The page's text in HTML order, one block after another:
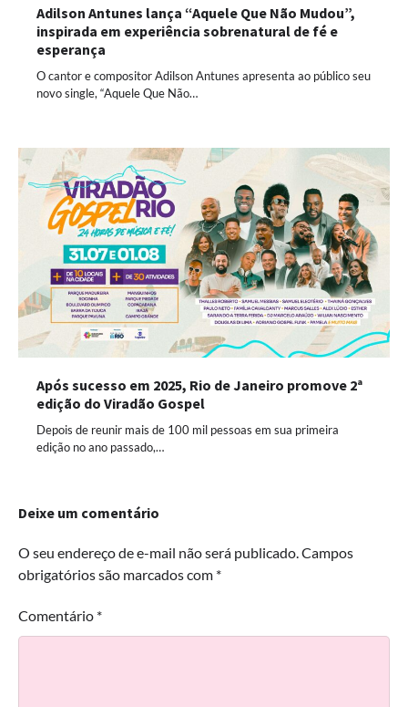
Adilson Antunes lança “Aquele Que Não Mudou”,
inspirada em experiência sobrenatural de fé e
esperança
O cantor e compositor Adilson Antunes apresenta ao público seu
novo single, “Aquele Que Não…
Após sucesso em 2025, Rio de Janeiro promove 2ª
edição do Viradão Gospel
Depois de reunir mais de 100 mil pessoas em sua primeira
edição no ano passado,…
Deixe um comentário
O seu endereço de e-mail não será publicado. Campos
obrigatórios são marcados com *
Comentário *